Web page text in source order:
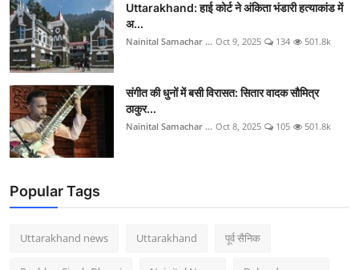
Uttarakhand: हाई कोर्ट ने अंकिता भंडारी हत्याकांड में
अ...
Nainital Samachar ... Oct 9, 2025 134 501.8k
संगीत की धुनों में बसी विरासत: सितार वादक सौमित्र
ठाकुर...
Nainital Samachar ... Oct 8, 2025 105 501.8k
Popular Tags
Uttarakhand news Uttarakhand पूर्व सैनिक